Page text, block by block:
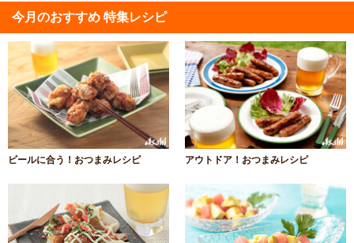
今月のおすすめ 特集レシピ
ビールに合う！おつまみレシピ アウトドア！おつまみレシピ